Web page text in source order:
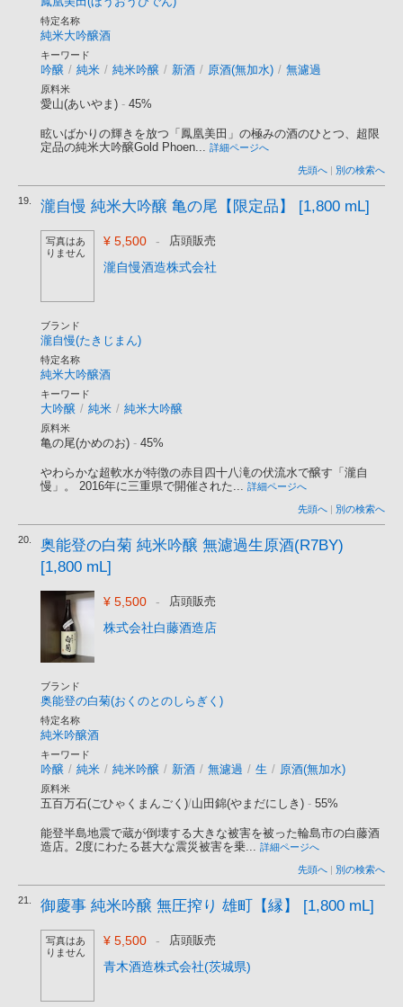
特定名称
純米大吟醸酒
キーワード
吟醸 / 純米 / 純米吟醸 / 新酒 / 原酒(無加水) / 無濾過
原料米
愛山(あいやま) - 45%
眩いばかりの輝きを放つ「鳳凰美田」の極みの酒のひとつ、超限
定品の純米大吟醸Gold Phoen... 詳細ページへ
先頭へ | 別の検索へ
19. 瀧自慢 純米大吟醸 亀の尾【限定品】 [1,800 mL]
写真はあ
りません
¥ 5,500 - 店頭販売
瀧自慢酒造株式会社
ブランド
瀧自慢(たきじまん)
特定名称
純米大吟醸酒
キーワード
大吟醸 / 純米 / 純米大吟醸
原料米
亀の尾(かめのお) - 45%
やわらかな超軟水が特徴の赤目四十八滝の伏流水で醸す「瀧自
慢」。 2016年に三重県で開催された... 詳細ページへ
先頭へ | 別の検索へ
20.
奥能登の白菊 純米吟醸 無濾過生原酒(R7BY)
[1,800 mL]
¥ 5,500 - 店頭販売
株式会社白藤酒造店
ブランド
奥能登の白菊(おくのとのしらぎく)
特定名称
純米吟醸酒
キーワード
吟醸 / 純米 / 純米吟醸 / 新酒 / 無濾過 / 生 / 原酒(無加水)
原料米
五百万石(ごひゃくまんごく)/山田錦(やまだにしき) - 55%
能登半島地震で蔵が倒壊する大きな被害を被った輪島市の白藤酒
造店。2度にわたる甚大な震災被害を乗... 詳細ページへ
先頭へ | 別の検索へ
21. 御慶事 純米吟醸 無圧搾り 雄町【縁】 [1,800 mL]
写真はあ
りません
¥ 5,500 - 店頭販売
青木酒造株式会社(茨城県)